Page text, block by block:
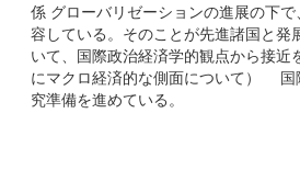
係 グローバリゼーションの進展の下
容している。そのことが先進諸国と発
いて、国際政治経済学的観点から接
にマクロ経済的な側面について） 国
究準備を進めている。